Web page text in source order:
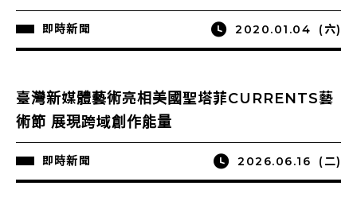
即時新聞 2020.01.04 (六)
臺灣新媒體藝術亮相美國聖塔菲CURRENTS藝
術節 展現跨域創作能量
即時新聞 2026.06.16 (二)